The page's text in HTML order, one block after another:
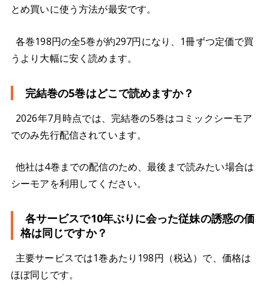
とめ買いに使う方法が最安です。
各巻198円の全5巻が約297円になり、1冊ずつ定価で買
うより大幅に安く読めます。
完結巻の5巻はどこで読めますか？
2026年7月時点では、完結巻の5巻はコミックシーモア
でのみ先行配信されています。
他社は4巻までの配信のため、最後まで読みたい場合は
シーモアを利用してください。
各サービスで10年ぶりに会った従妹の誘惑の価
格は同じですか？
主要サービスでは1巻あたり198円（税込）で、価格は
ほぼ同じです。